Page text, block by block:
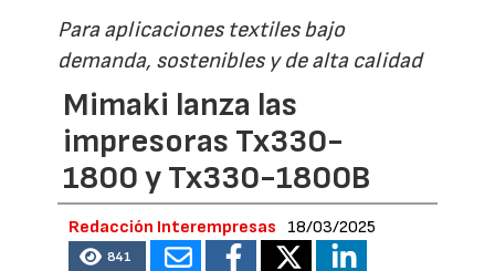
Para aplicaciones textiles bajo
demanda, sostenibles y de alta calidad
Mimaki lanza las
impresoras Tx330-
1800 y Tx330-1800B
Redacción Interempresas 18/03/2025
841